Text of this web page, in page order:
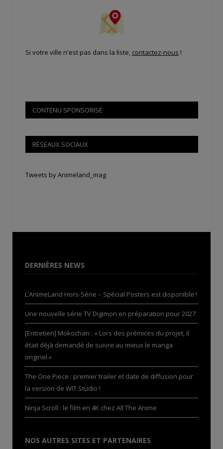
Si votre ville n'est pas dans la liste, contactez-nous !
CONTENU SPONSORISÉ
RÉSEAUX SOCIAUX
Tweets by Animeland_mag
DERNIÈRES NEWS
L’AnimeLand Hors-Série – Spécial Posters est disponible !
Une nouvelle série TV Digimon en préparation pour 2027
[Entretien] Mokochan : « Lors des prémices du projet, il
était déjà demandé de suivre au mieux le manga
originel.»
The One Piece : premier trailer et date de diffusion pour
la version de WIT Studio !
Ninja Scroll : le film en 4K chez All The Anime
NOS AUTRES SITES ET PARTENAIRES